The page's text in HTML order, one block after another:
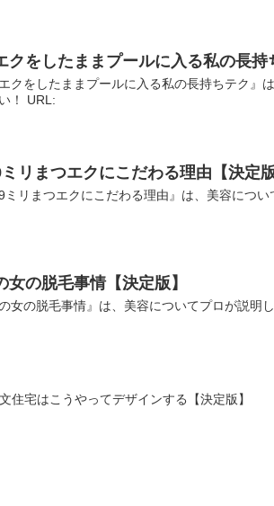
クをしたままプールに入る私の長持
エクをしたままプールに入る私の長持ちテク
！ URL:
リまつエクにこだわる理由【決定版
9ミリまつエクにこだわる理由』は、美容につ
女の脱毛事情【決定版】
の女の脱毛事情』は、美容についてプロが説
住宅はこうやってデザインする【決定版】